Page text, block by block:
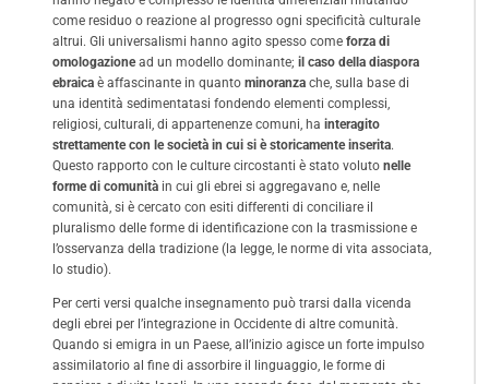
come residuo o reazione al progresso ogni specificità culturale
altrui. Gli universalismi hanno agito spesso come forza di
omologazionead un modello dominante; il caso della diaspora
ebraica è affascinante in quanto minoranza che, sulla base di
una identità sedimentatasi fondendo elementi complessi,
religiosi, culturali, di appartenenze comuni, ha interagito
strettamente con le società in cui si è storicamente inserita.
Questo rapporto con le culture circostanti è stato voluto nelle
forme di comunità in cui gli ebrei si aggregavano e, nelle
comunità, si è cercato con esiti differenti di conciliare il
pluralismo delle forme di identificazione con la trasmissione e
l’osservanza della tradizione (la legge, le norme di vita associata,
lo studio).
Per certi versi qualche insegnamento può trarsi dalla vicenda
degli ebrei per l’integrazione in Occidente di altre comunità.
Quando si emigra in un Paese, all’inizio agisce un forte impulso
assimilatorio al fine di assorbire il linguaggio, le forme di